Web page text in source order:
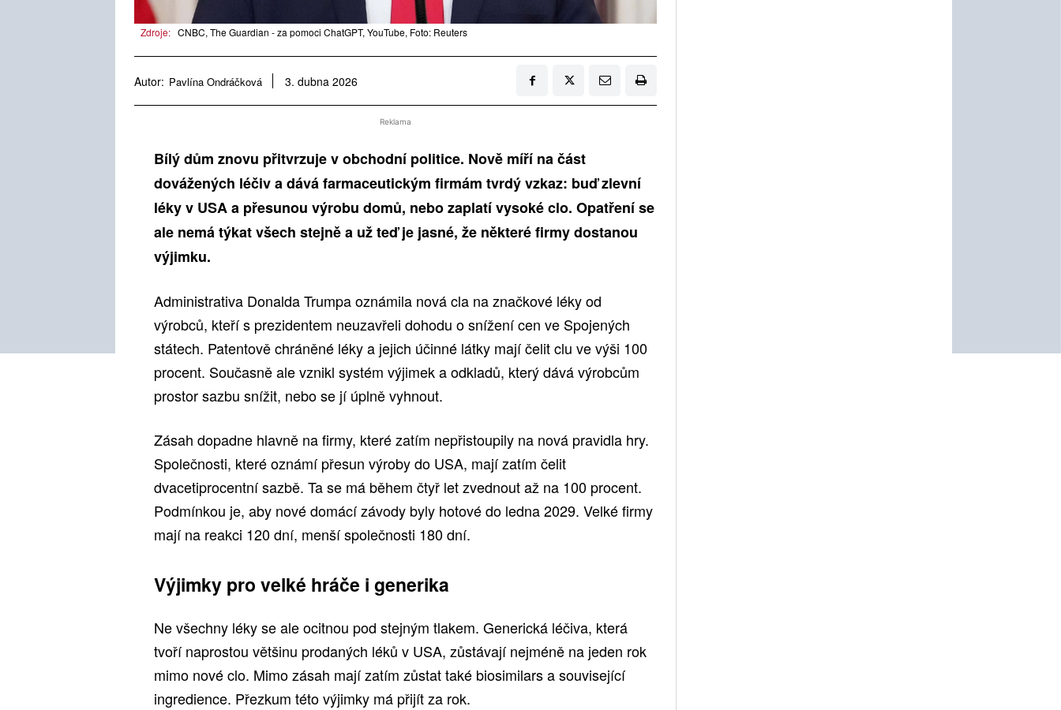
Zdroje: CNBC, The Guardian - za pomoci ChatGPT, YouTube, Foto: Reuters
Autor: Pavlína Ondráčková 3. dubna 2026
Reklama
Bílý dům znovu přitvrzuje v obchodní politice. Nově míří na část
dovážených léčiv a dává farmaceutickým firmám tvrdý vzkaz: buď zlevní
léky v USA a přesunou výrobu domů, nebo zaplatí vysoké clo. Opatření se
ale nemá týkat všech stejně a už teď je jasné, že některé firmy dostanou
výjimku.
Administrativa Donalda Trumpa oznámila nová cla na značkové léky od
výrobců, kteří s prezidentem neuzavřeli dohodu o snížení cen ve Spojených
státech. Patentově chráněné léky a jejich účinné látky mají čelit clu ve výši 100
procent. Současně ale vznikl systém výjimek a odkladů, který dává výrobcům
prostor sazbu snížit, nebo se jí úplně vyhnout.
Zásah dopadne hlavně na firmy, které zatím nepřistoupily na nová pravidla hry.
Společnosti, které oznámí přesun výroby do USA, mají zatím čelit
dvacetiprocentní sazbě. Ta se má během čtyř let zvednout až na 100 procent.
Podmínkou je, aby nové domácí závody byly hotové do ledna 2029. Velké firmy
mají na reakci 120 dní, menší společnosti 180 dní.
Výjimky pro velké hráče i generika
Ne všechny léky se ale ocitnou pod stejným tlakem. Generická léčiva, která
tvoří naprostou většinu prodaných léků v USA, zůstávají nejméně na jeden rok
mimo nové clo. Mimo zásah mají zatím zůstat také biosimilars a související
ingredience. Přezkum této výjimky má přijít za rok.